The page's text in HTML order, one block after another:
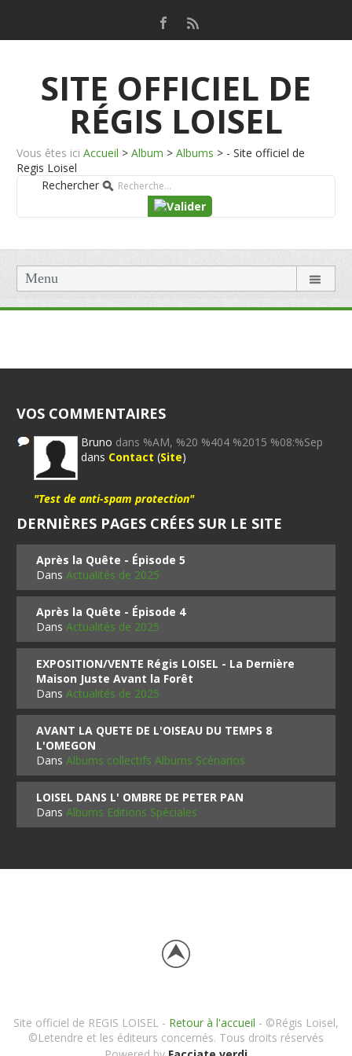
SITE OFFICIEL DE
RÉGIS LOISEL
Vous êtes ici Accueil > Album > Albums > - Site officiel de
Regis Loisel
Rechercher
Menu
VOS COMMENTAIRES
Bruno dans %AM, %20 %404 %2015 %08:%Sep
dans Contact (Site)
"Test de anti-spam protection"
DERNIÈRES PAGES CRÉES SUR LE SITE
Après la Quête - Épisode 5
DansActualités de 2025
Après la Quête - Épisode 4
DansActualités de 2025
EXPOSITION/VENTE Régis LOISEL - La Dernière
Maison Juste Avant la Forêt
DansActualités de 2025
AVANT LA QUETE DE L'OISEAU DU TEMPS 8
L'OMEGON
DansAlbums collectifs Albums Scénarios
LOISEL DANS L' OMBRE DE PETER PAN
DansAlbums Editions Spéciales
Site officiel de REGIS LOISEL - Retour à l'accueil - ©Régis Loisel,
©Letendre et les éditeurs concernés. Tous droits réservés